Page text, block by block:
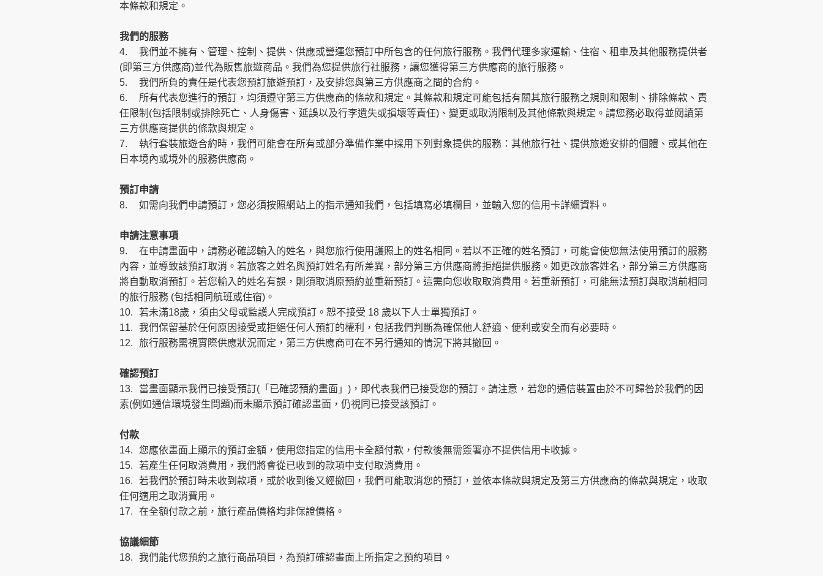
本條款和規定。
我們的服務
4.
我們並不擁有、管理、控制、提供、供應或營運您預訂中所包含的任何旅行服務。我們代理多家運輸、住宿、租車及其他服務提供者
(即第三方供應商)並代為販售旅遊商品。我們為您提供旅行社服務，讓您獲得第三方供應商的旅行服務。
5.
我們所負的責任是代表您預訂旅遊預訂，及安排您與第三方供應商之間的合約。
6.
所有代表您進行的預訂，均須遵守第三方供應商的條款和規定。其條款和規定可能包括有關其旅行服務之規則和限制、排除條款、責
任限制(包括限制或排除死亡、人身傷害、延誤以及行李遺失或損壞等責任)、變更或取消限制及其他條款與規定。請您務必取得並閱讀第
三方供應商提供的條款與規定。
7.
執行套裝旅遊合約時，我們可能會在所有或部分準備作業中採用下列對象提供的服務：其他旅行社、提供旅遊安排的個體、或其他在
日本境內或境外的服務供應商。
預訂申請
8.
如需向我們申請預訂，您必須按照網站上的指示通知我們，包括填寫必填欄目，並輸入您的信用卡詳細資料。
申請注意事項
9.
在申請畫面中，請務必確認輸入的姓名，與您旅行使用護照上的姓名相同。若以不正確的姓名預訂，可能會使您無法使用預訂的服務
內容，並導致該預訂取消。若旅客之姓名與預訂姓名有所差異，部分第三方供應商將拒絕提供服務。如更改旅客姓名，部分第三方供應商
將自動取消預訂。若您輸入的姓名有誤，則須取消原預約並重新預訂。這需向您收取取消費用。若重新預訂，可能無法預訂與取消前相同
的旅行服務 (包括相同航班或住宿)。
10.
若未滿18歲，須由父母或監護人完成預訂。恕不接受 18 歲以下人士單獨預訂。
11.
我們保留基於任何原因接受或拒絕任何人預訂的權利，包括我們判斷為確保他人舒適、便利或安全而有必要時。
12.
旅行服務需視實際供應狀況而定，第三方供應商可在不另行通知的情況下將其撤回。
確認預訂
13.
當畫面顯示我們已接受預訂(「已確認預約畫面」)，即代表我們已接受您的預訂。請注意，若您的通信裝置由於不可歸咎於我們的因
素(例如通信環境發生問題)而未顯示預訂確認畫面，仍視同已接受該預訂。
付款
14.
您應依畫面上顯示的預訂金額，使用您指定的信用卡全額付款，付款後無需簽署亦不提供信用卡收據。
15.
若產生任何取消費用，我們將會從已收到的款項中支付取消費用。
16.
若我們於預訂時未收到款項，或於收到後又經撤回，我們可能取消您的預訂，並依本條款與規定及第三方供應商的條款與規定，收取
任何適用之取消費用。
17.
在全額付款之前，旅行產品價格均非保證價格。
協議細節
18.
我們能代您預約之旅行商品項目，為預訂確認畫面上所指定之預約項目。